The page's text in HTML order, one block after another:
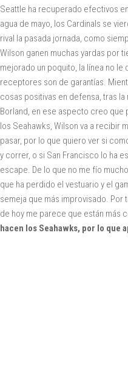
Seattle ha recuperado efectivos
agua de mayo, los Cardinals se
rival la pasada jornada, como
Wilson ganen muchas yardas por
mejorado un poquito, la línea no le
receptores son de garantías.
cosas positivas en defensa, tras
Borland, en ese aspecto creo que
los Seahawks, Wilson va a recibir
pasar, por lo que quiero ver si
y correr, o si San Francisco lo ha
escape. De lo que no me fío
que ha perdido el vestuario y el
semeja que más improvisado. Por
de hoy me parece que están más
hacen los Seahawks, por lo que